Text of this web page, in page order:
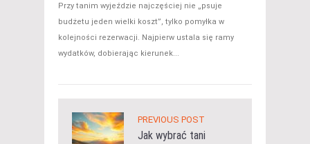
Przy tanim wyjeździe najczęściej nie „psuje
budżetu jeden wielki koszt”, tylko pomyłka w
kolejności rezerwacji. Najpierw ustala się ramy
wydatków, dobierając kierunek...
PREVIOUS POST
Jak wybrać tani